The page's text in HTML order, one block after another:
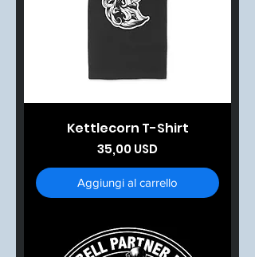
Kettlecorn T-Shirt
Prezzo
35,00 USD
Aggiungi al carrello